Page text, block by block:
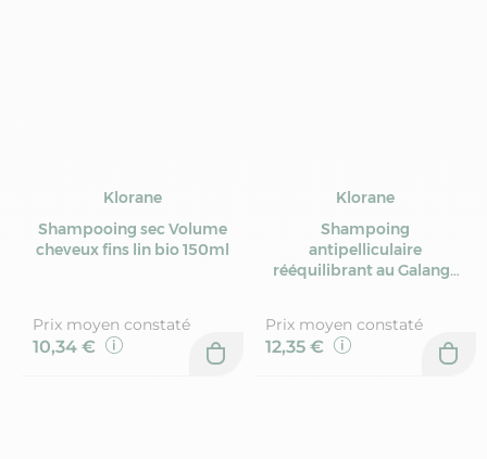
Klorane
Shampooing sec Volume
cheveux fins lin bio 150ml
Prix moyen constaté
10,34 €
Klorane
Shampoing
antipelliculaire
rééquilibrant au Galanga
Prix moyen constaté
12,35 €